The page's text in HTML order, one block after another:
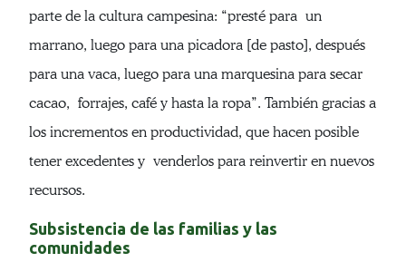
parte de la cultura campesina: “presté para un
marrano, luego para una picadora [de pasto], después
para una vaca, luego para una marquesina para secar
cacao, forrajes, café y hasta la ropa”. También gracias a
los incrementos en productividad, que hacen posible
tener excedentes y venderlos para reinvertir en nuevos
recursos.
Subsistencia de las familias y las
comunidades